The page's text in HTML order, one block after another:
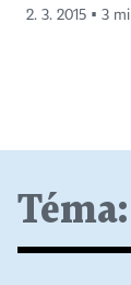
2. 3. 2015 ▪ 3
Téma: